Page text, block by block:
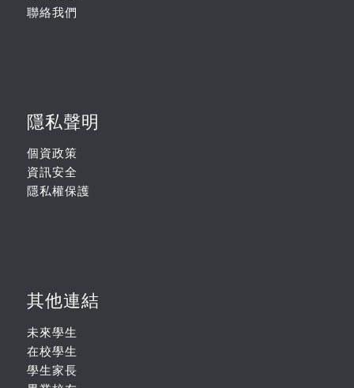
聯絡我們
隱私聲明
個資政策
資訊安全
隱私權保護
其他連結
未來學生
在校學生
學生家長